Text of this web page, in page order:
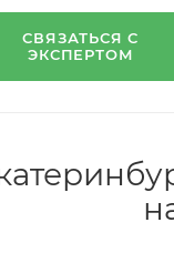
СВЯЗАТЬСЯ С
ЭКСПЕРТОМ